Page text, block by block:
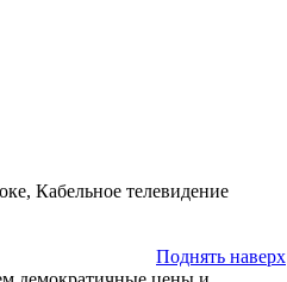
Кабельное телевидение
Поднять наверх